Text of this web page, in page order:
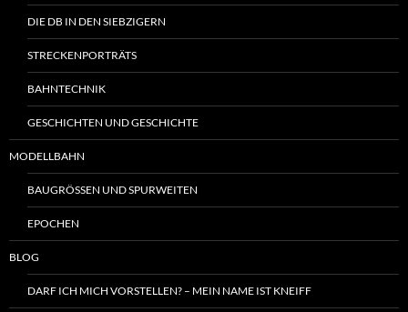
DIE DB IN DEN SIEBZIGERN
STRECKENPORTRÄTS
BAHNTECHNIK
GESCHICHTEN UND GESCHICHTE
MODELLBAHN
BAUGRÖSSEN UND SPURWEITEN
EPOCHEN
BLOG
DARF ICH MICH VORSTELLEN? – MEIN NAME IST KNEIFF